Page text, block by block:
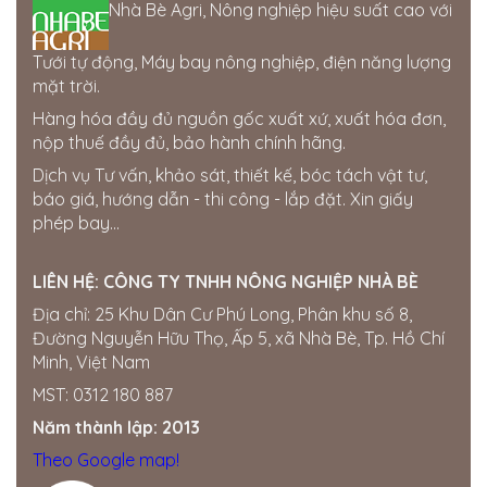
CÔNG TY TNHH GIẢI PHÁP CÔNG NGHỆ
ỨNG DỤNG
77-79 Nguyễn Đình Chiểu, Phường 1, TP. Cao Lãnh,
Đồng Tháp
0945810810 - 0834495979
Cửa hàng Thái Lợi
tỉnh gia lai
0963750153
Ấp 7, xã Xuân Tay, Cẩm Mỹ, Đồng Nai, Việt Nam
0343954508
Thế giới điện nước Đắk Nông
205 Quang Trung, Phường Nghĩa Tân, Gia Nghĩa, Đắk
0358722799
Cửa hàng Quốc Tú
Khu Đức Thọ, thị trấn Đức Phong, Bù Đăng, Bình
Nhà Bè Agri, Nông nghiệp hiệu suất cao với
Tưới tự động, Máy bay nông nghiệp, điện năng lượng
mặt trời.
Hàng hóa đầy đủ nguồn gốc xuất xứ, xuất hóa đơn,
nộp thuế đầy đủ, bảo hành chính hãng.
Dịch vụ Tư vấn, khảo sát, thiết kế, bóc tách vật tư,
báo giá, hướng dẫn - thi công - lắp đặt. Xin giấy
phép bay...
LIÊN HỆ: CÔNG TY TNHH NÔNG NGHIỆP NHÀ BÈ
Địa chỉ: 25 Khu Dân Cư Phú Long, Phân khu số 8,
Đường Nguyễn Hữu Thọ, Ấp 5, xã Nhà Bè, Tp. Hồ Chí
Minh, Việt Nam
MST: 0312 180 887
Năm thành lập: 2013
Theo Google map!